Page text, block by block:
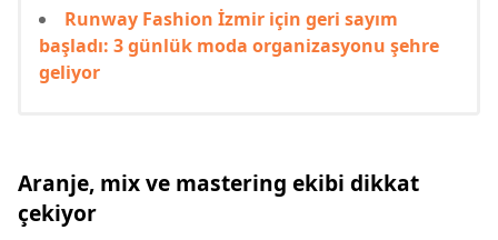
Runway Fashion İzmir için geri sayım
başladı: 3 günlük moda organizasyonu şehre
geliyor
Aranje, mix ve mastering ekibi dikkat
çekiyor